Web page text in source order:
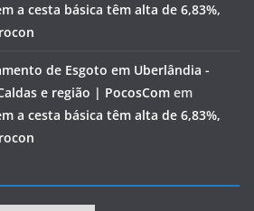
a cesta básica têm alta de 6,83%,
de Esgoto em Uberlândia -
e região | PocosCom em
a cesta básica têm alta de 6,83%,